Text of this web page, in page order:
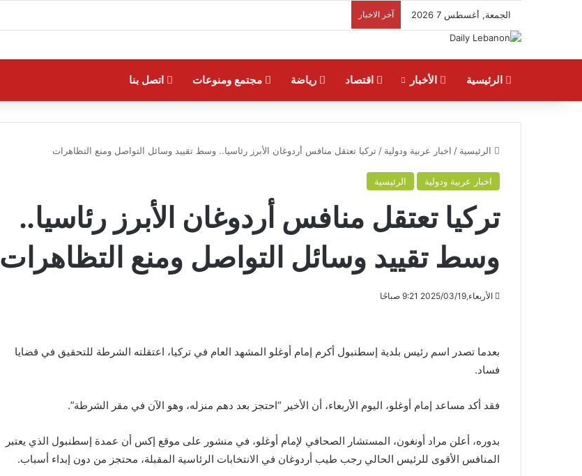
الجمعة, أغسطس 7 2026 آخر الاخبار
الرئيسية الأخبار اقتصاد رياضة مجتمع ومنوعات اتصل بنا
الرئيسية / اخبار عربية ودولية / تركيا تعتقل منافس أردوغان الأبرز رئاسيا.. وسط تقييد وسائل التواصل ومنع التظاهرات
اخبار عربية ودولية الرئيسية
تركيا تعتقل منافس أردوغان الأبرز رئاسيا..
وسط تقييد وسائل التواصل ومنع التظاهرات
الأربعاء,2025/03/19 9:21 صباحًا
بعدما تصدر اسم رئيس بلدية إسطنبول أكرم إمام أوغلو المشهد العام في تركيا، اعتقلته الشرطة للتحقيق في قضايا
فساد.
فقد أكد مساعد إمام أوغلو، اليوم الأربعاء، أن الأخير “احتجز بعد دهم منزله، وهو الآن في مقر الشرطة”.
بدوره، أعلن مراد أونغون، المستشار الصحافي لإمام أوغلو، في منشور على موقع إكس أن عمدة إسطنبول الذي يعتبر
المنافس الأقوى للرئيس الحالي رجب طيب أردوغان في الانتخابات الرئاسية المقبلة، محتجز من دون إبداء أسباب.